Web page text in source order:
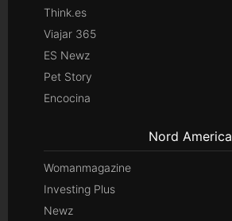
Think.es
Viajar 365
ES Newz
Pet Story
Encocina
Nord America
Womanmagazine
Investing Plus
Newz